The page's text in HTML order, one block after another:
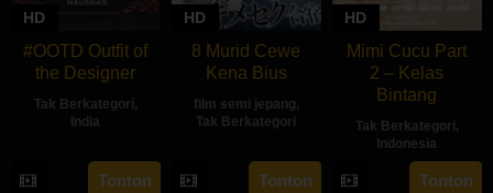
HD
#OOTD Outfit of
the Designer
Tak Berkategori,
India
2
Jan
Harnam
Singh
Tonton
HD
8 Murid Cewe
Kena Bius
film semi jepang,
Tak Berkategori
Tonton
HD
Mimi Cucu Part
2 – Kelas
Bintang
Tak Berkategori,
Indonesia
Tonton